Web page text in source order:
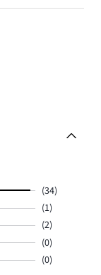
(34)
(1)
(2)
(0)
(0)